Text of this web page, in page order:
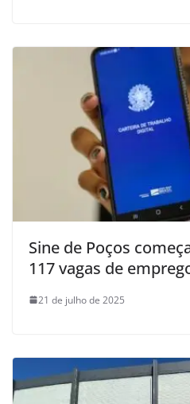
Sine de Poços
117 vagas de
21 de julho de 2025